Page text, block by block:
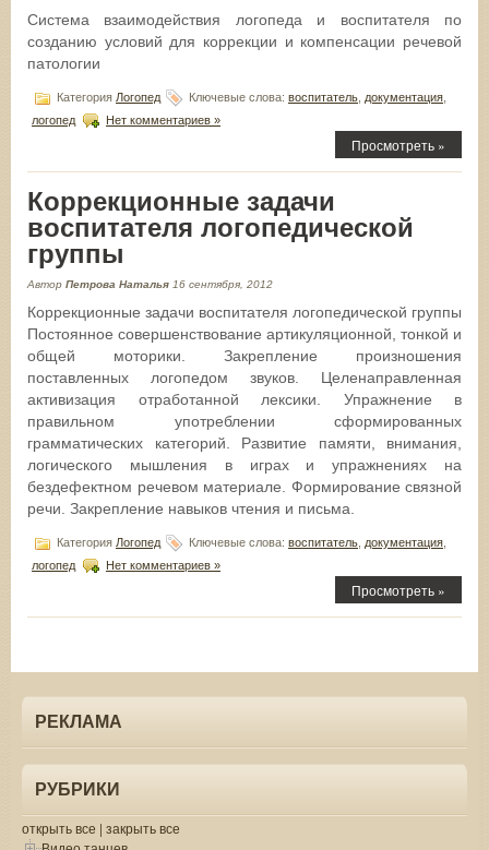
Система взаимодействия логопеда и воспитателя по
созданию условий для коррекции и компенсации речевой
патологии
Категория Логопед Ключевые слова: воспитатель документация
логопед
Нет комментариев »
Просмотреть »
Коррекционные задачи
воспитателя логопедической
группы
Автор Петрова Наталья 16 сентября, 2012
Коррекционные задачи воспитателя логопедической группы
Постоянное совершенствование артикуляционной, тонкой и
общей моторики. Закрепление произношения
поставленных логопедом звуков. Целенаправленная
активизация отработанной лексики. Упражнение в
правильном употреблении сформированных
грамматических категорий. Развитие памяти, внимания,
логического мышления в играх и упражнениях на
бездефектном речевом материале. Формирование связной
речи. Закрепление навыков чтения и письма.
Категория Логопед Ключевые слова: воспитатель документация
логопед
Нет комментариев »
Просмотреть »
РЕКЛАМА
РУБРИКИ
открыть все | закрыть все